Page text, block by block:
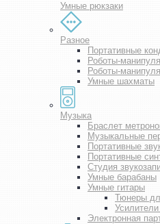
Умные рюкзаки
Разное
Портативные
Роботы-
Роботы-
Умные шахматы
Музыка
Браслет
Музыкальные
Портативные
Портативные
Студия
Умные барабаны
Умные гитары
Тюнеры
Электронная